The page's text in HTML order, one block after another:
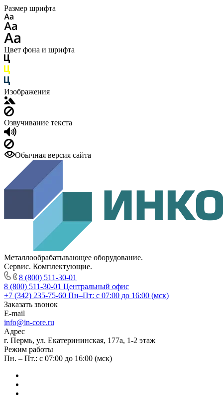
Размер шрифта
Цвет фона и шрифта
Изображения
Озвучивание текста
Обычная версия сайта
Металлообрабатывающее оборудование.
Сервис. Комплектующие.
8 (800) 511-30-01
8 (800) 511-30-01 Центральный офис
+7 (342) 235-75-60 Пн–Пт: с 07:00 до 16:00 (мск)
Заказать звонок
E-mail
info@in-core.ru
Адрес
г. Пермь, ул. ​Екатерининская, 177а, ​1-2 этаж
Режим работы
Пн. – Пт.: с 07:00 до 16:00 (мск)